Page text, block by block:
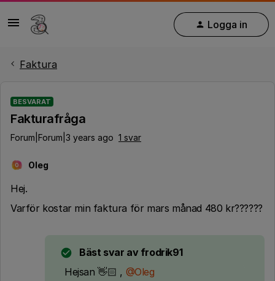
Logga in
Faktura
BESVARAT
Fakturafråga
Forum|Forum|3 years ago 1 svar
O Oleg
Hej.
Varför kostar min faktura för mars månad 480 kr??????
Bäst svar av frodrik91
Hejsan 👋🏻 , @Oleg